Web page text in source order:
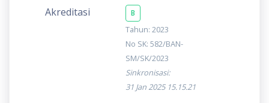
Akreditasi
B
Tahun: 2023
No SK: 582/BAN-
SM/SK/2023
Sinkronisasi:
31 Jan 2025 15.15.21